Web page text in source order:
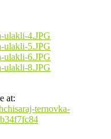
at:
ternovka-